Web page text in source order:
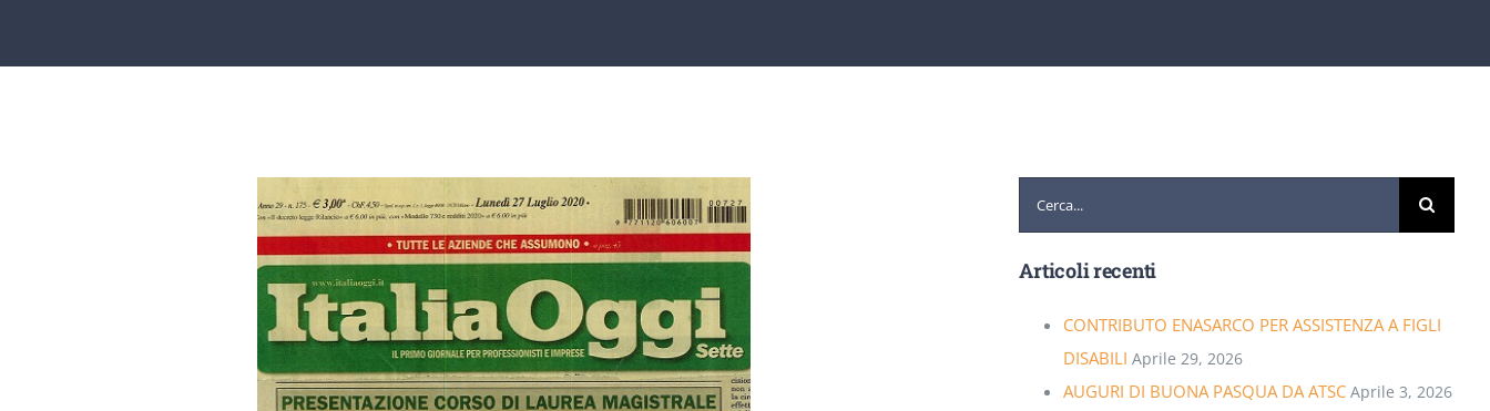
Articoli recenti
CONTRIBUTO ENASARCO PER ASSISTENZA A FIGLI
DISABILI Aprile 29, 2026
AUGURI DI BUONA PASQUA DA ATSC Aprile 3, 2026